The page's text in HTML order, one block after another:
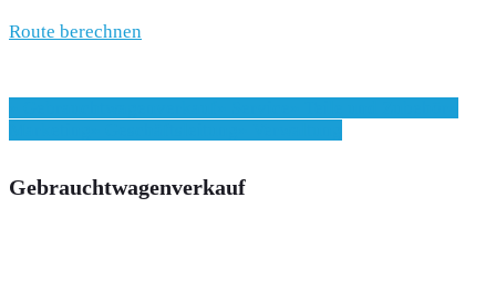
Route berechnen
Gebrauchtwagenverkauf